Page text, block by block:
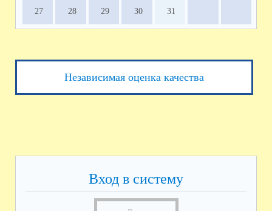
27 28 29 30 31
Независимая оценка качества
Вход в систему